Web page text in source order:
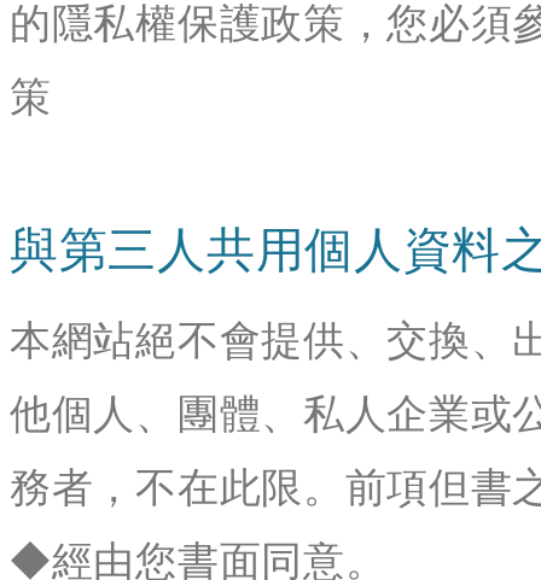
的隱私權保護政策，您必須
策
與第三人共用個人資料
本網站絕不會提供、交換、
他個人、團體、私人企業或
務者，不在此限。前項但書
◆經由您書面同意。